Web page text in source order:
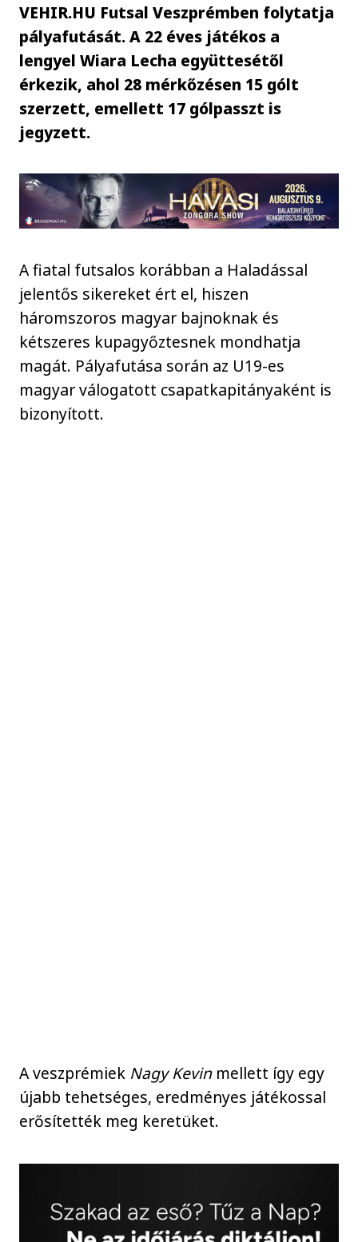
VEHIR.HU Futsal Veszprémben folytatja
pályafutását. A 22 éves játékos a
lengyel Wiara Lecha együttesétől
érkezik, ahol 28 mérkőzésen 15 gólt
szerzett, emellett 17 gólpasszt is
jegyzett.
A fiatal futsalos korábban a Haladással
jelentős sikereket ért el, hiszen
háromszoros magyar bajnoknak és
kétszeres kupagyőztesnek mondhatja
magát. Pályafutása során az U19-es
magyar válogatott csapatkapitányaként is
bizonyított.
A veszprémiek Nagy Kevinmellett így egy
újabb tehetséges, eredményes játékossal
erősítették meg keretüket.